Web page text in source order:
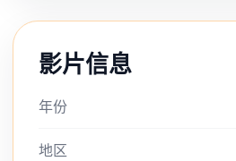
影片信息
年份
地区